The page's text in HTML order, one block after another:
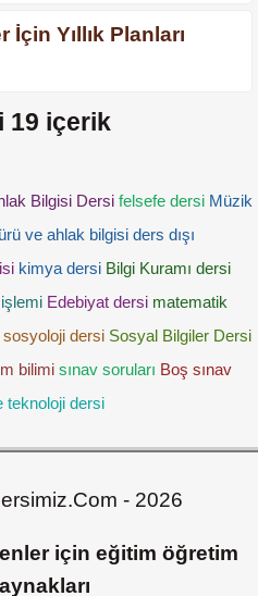
İçin Yıllık Planları
19 içerik
Bilgisi Dersi felsefe dersi Müzik
ve ahlak bilgisi ders dışı
kimya dersi Bilgi Kuramı dersi
Edebiyat dersi matematik
sosyoloji dersi Sosyal Bilgiler Dersi
bilimi sınav soruları Boş sınav
teknoloji dersi
- 2026
için eğitim öğretim